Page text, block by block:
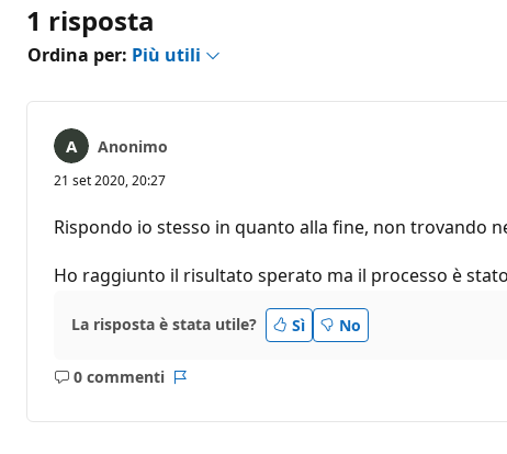
1 risposta
Ordina per: Più utili
Anonimo
21 set 2020, 20:27
Rispondo io stesso in quanto alla fine, non trovando
Ho raggiunto il risultato sperato ma il processo è
La risposta è stata utile? Sì No
0 commenti
Nessun